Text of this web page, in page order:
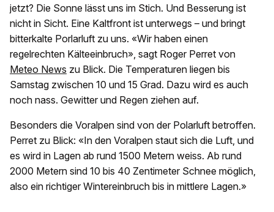
jetzt? Die Sonne lässt uns im Stich. Und Besserung ist
nicht in Sicht. Eine Kaltfront ist unterwegs – und bringt
bitterkalte Porlarluft zu uns. «Wir haben einen
regelrechten Kälteeinbruch», sagt Roger Perret von
Meteo News zu Blick. Die Temperaturen liegen bis
Samstag zwischen 10 und 15 Grad. Dazu wird es auch
noch nass. Gewitter und Regen ziehen auf.
Besonders die Voralpen sind von der Polarluft betroffen.
Perret zu Blick: «In den Voralpen staut sich die Luft, und
es wird in Lagen ab rund 1500 Metern weiss. Ab rund
2000 Metern sind 10 bis 40 Zentimeter Schnee möglich,
also ein richtiger Wintereinbruch bis in mittlere Lagen.»